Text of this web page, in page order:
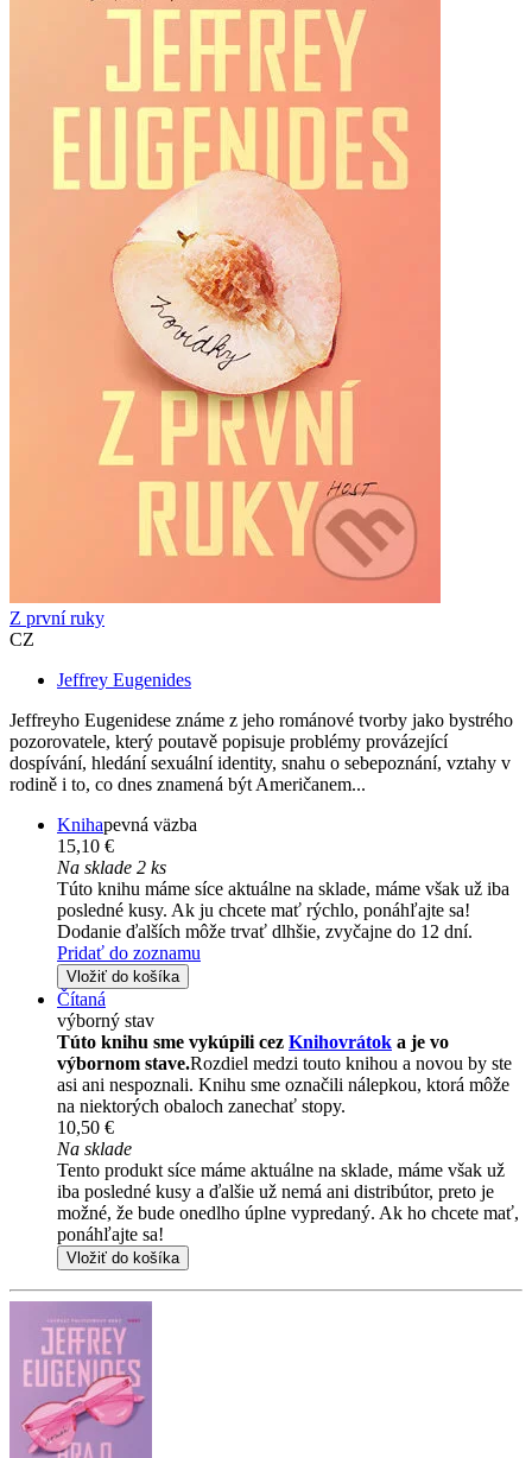
Z první ruky
CZ
Jeffrey Eugenides
Jeffreyho Eugenidese známe z jeho románové tvorby jako bystrého
pozorovatele, který poutavě popisuje problémy provázející
dospívání, hledání sexuální identity, snahu o sebepoznání, vztahy v
rodině i to, co dnes znamená být Američanem...
Knihapevná väzba
15,10 €
Na sklade 2 ks
Túto knihu máme síce aktuálne na sklade, máme však už iba
posledné kusy. Ak ju chcete mať rýchlo, ponáhľajte sa!
Dodanie ďalších môže trvať dlhšie, zvyčajne do 12 dní.
Pridať do zoznamu
Vložiť do košíka
Čítaná
výborný stav
Túto knihu sme vykúpili cez Knihovrátok a je vo
výbornom stave.Rozdiel medzi touto knihou a novou by ste
asi ani nespoznali. Knihu sme označili nálepkou, ktorá môže
na niektorých obaloch zanechať stopy.
10,50 €
Na sklade
Tento produkt síce máme aktuálne na sklade, máme však už
iba posledné kusy a ďalšie už nemá ani distribútor, preto je
možné, že bude onedlho úplne vypredaný. Ak ho chcete mať,
ponáhľajte sa!
Vložiť do košíka